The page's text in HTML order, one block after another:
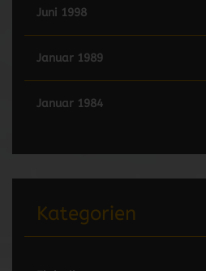
Juni 1998
Januar 1989
Januar 1984
Kategorien